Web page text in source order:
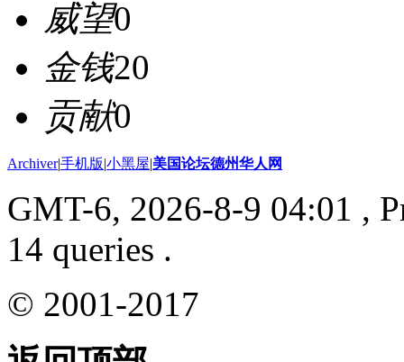
威望0
金钱20
贡献0
Archiver|手机版|小黑屋|美国论坛德州华人网
GMT-6, 2026-8-9 04:01 ,
14 queries .
© 2001-2017